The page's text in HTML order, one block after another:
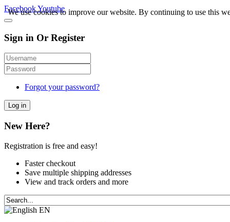
FacebookYoutube
Sign in Or Register
Forgot your password?
Log in
New Here?
Registration is free and easy!
Faster checkout
Save multiple shipping addresses
View and track orders and more
EN
We use cookies to improve our website. By continuing to use this